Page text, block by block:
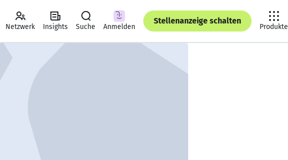
Netzwerk Insights Suche Anmelden
Stellenanzeige schalten
Produkte